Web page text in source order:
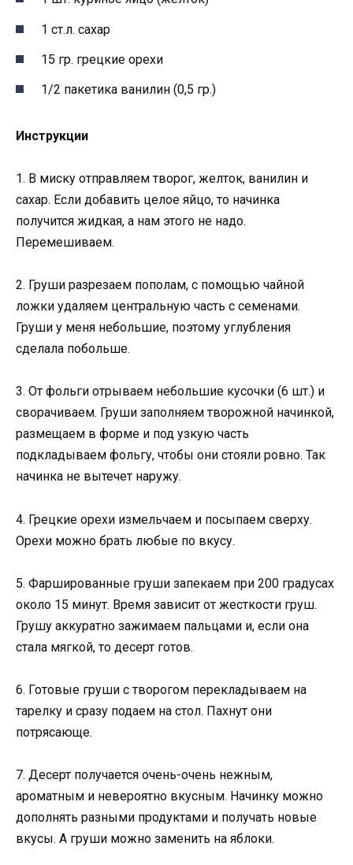
1 ст.л. сахар
15 гр. грецкие орехи
1/2 пакетика ванилин (0,5 гр.)
Инструкции
1. В миску отправляем творог, желток, ванилин и
сахар. Если добавить целое яйцо, то начинка
получится жидкая, а нам этого не надо.
Перемешиваем.
2. Груши разрезаем пополам, с помощью чайной
ложки удаляем центральную часть с семенами.
Груши у меня небольшие, поэтому углубления
сделала побольше.
3. От фольги отрываем небольшие кусочки (6 шт.) и
сворачиваем. Груши заполняем творожной начинкой,
размещаем в форме и под узкую часть
подкладываем фольгу, чтобы они стояли ровно. Так
начинка не вытечет наружу.
4. Грецкие орехи измельчаем и посыпаем сверху.
Орехи можно брать любые по вкусу.
5. Фаршированные груши запекаем при 200 градусах
около 15 минут. Время зависит от жесткости груш.
Грушу аккуратно зажимаем пальцами и, если она
стала мягкой, то десерт готов.
6. Готовые груши с творогом перекладываем на
тарелку и сразу подаем на стол. Пахнут они
потрясающе.
7. Десерт получается очень-очень нежным,
ароматным и невероятно вкусным. Начинку можно
дополнять разными продуктами и получать новые
вкусы. А груши можно заменить на яблоки.